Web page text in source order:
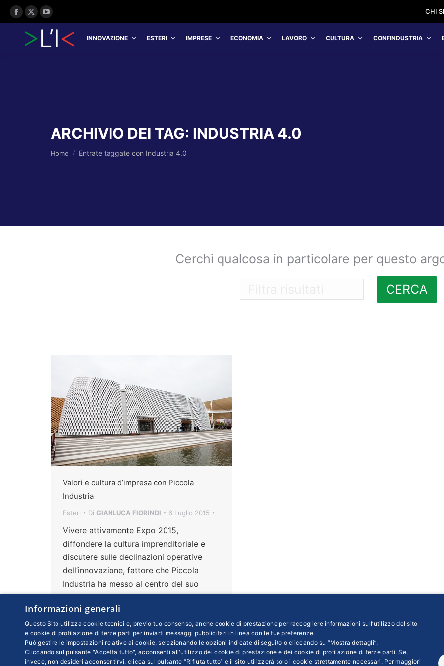
Facebook
page
opens
X
page
opens
YouTube
page
opens
CHI
INNOVAZIONE ESTERI IMPRESE ECONOMIA LAVORO CULTURA CONFINDUSTRIA
ARCHIVIO DEI TAG: INDUSTRIA 4.0
Tu sei qui:
Home Entrate taggate con Industria 4.0
Cerchi qualcosa in particolare per questo
CERCA
Valori e cultura d’impresa con Piccola
Industria
Esteri Di GIANLUCA FIORINDI 6 Luglio 2015
Vivere attivamente Expo 2015,
diffondere la cultura imprenditoriale e
discutere sulle declinazioni operative
dell’innovazione, fattore che Piccola
Industria ha messo al centro del suo
programma quale elemento discriminante
per la crescita e lo sviluppo delle Pmi
← 1 … 3 4 5 6 7
Informazioni generali
Questo Sito utilizza cookie tecnici e, previo tuo consenso, anche cookie di prestazione per raccogliere informazioni sull’utilizzo del sito
e cookie di profilazione di terze parti per inviarti messaggi pubblicitari in linea con le tue preferenze.
Può gestire le impostazioni relative ai cookie, selezionando le opzioni indicate di seguito o cliccando su “Mostra dettagli”.
Cliccando sul pulsante "Accetta tutto", acconsenti all'utilizzo dei cookie di prestazione e dei cookie di profilazione di terze parti. Se,
invece, non desideri acconsentirvi, clicca sul pulsante “Rifiuta tutto” e il sito utilizzerà solo i cookie strettamente necessari. Per maggiori